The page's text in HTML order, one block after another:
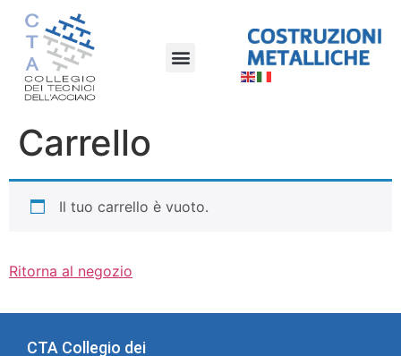
Carrello
Il tuo carrello è vuoto.
Ritorna al negozio
CTA Collegio dei